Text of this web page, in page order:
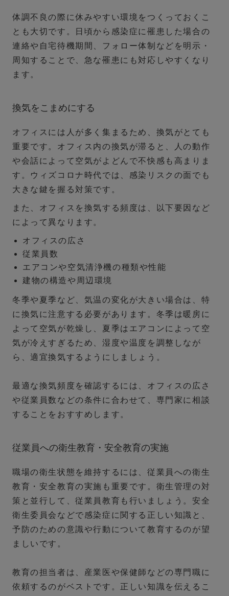
体調不良の際に休みやすい環境をつくっておくこ
とも大切です。日頃から感染症に罹患した場合の
連絡や自宅待機期間、フォロー体制などを明示・
周知することで、急な罹患にも対応しやすくなり
ます。
換気をこまめにする
オフィスには人が多く集まるため、換気がとても
重要です。オフィス内の換気が滞ると、人の動作
や会話によって空気がよどんで不快感も高まりま
す。ウィズコロナ時代では、感染リスクの面でも
大きな鍵を握る対策です。
また、オフィスを換気する頻度は、以下要因など
によって異なります。
オフィスの広さ
従業員数
エアコンや空気清浄機の種類や性能
建物の構造や周辺環境
冬季や夏季など、気温の変化が大きい場合は、特
に換気に注意する必要があります。冬季は暖房に
よって空気が乾燥し、夏季はエアコンによって空
気が冷えすぎるため、湿度や温度を調整しなが
ら、適宜換気するようにしましょう。
最適な換気頻度を確認するには、オフィスの広さ
や従業員数などの条件に合わせて、専門家に相談
することをおすすめします。
従業員への衛生教育・安全教育の実施
職場の衛生状態を維持するには、従業員への衛生
教育・安全教育の実施も重要です。衛生管理の対
策と並行して、従業員教育も行いましょう。安全
衛生委員会などで感染症に関する正しい知識と、
予防のための意識や行動について教育するのが望
ましいです。
教育の担当者は、産業医や保健師などの専門職に
依頼するのがベストです。正しい知識を伝えるこ